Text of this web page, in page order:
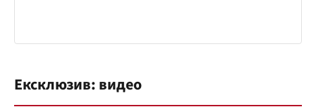
Ексклюзив: видео